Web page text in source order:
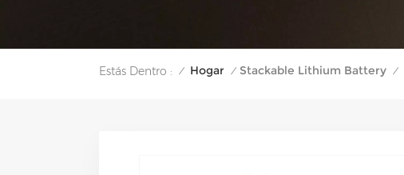
Estás Dentro : / Hogar / Stackable Lithium Battery /